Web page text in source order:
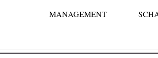
MANAGEMENT